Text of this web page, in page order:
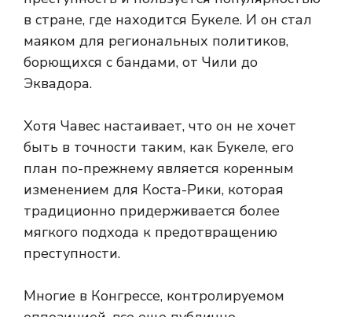
в стране, где находится Букеле. И он стал
маяком для региональных политиков,
борющихся с бандами, от Чили до
Эквадора.
Хотя Чавес настаивает, что он не хочет
быть в точности таким, как Букеле, его
план по-прежнему является коренным
изменением для Коста-Рики, которая
традиционно придерживается более
мягкого подхода к предотвращению
преступности.
Многие в Конгрессе, контролируемом